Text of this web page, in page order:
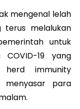
mengenal lelah
terus melalukan
untuk
19 yang
herd immunity
menyasar para